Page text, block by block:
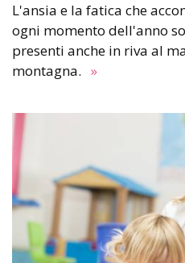
L'ansia e la fatica che
ogni momento dell'anno
presenti anche in riva al
montagna. »